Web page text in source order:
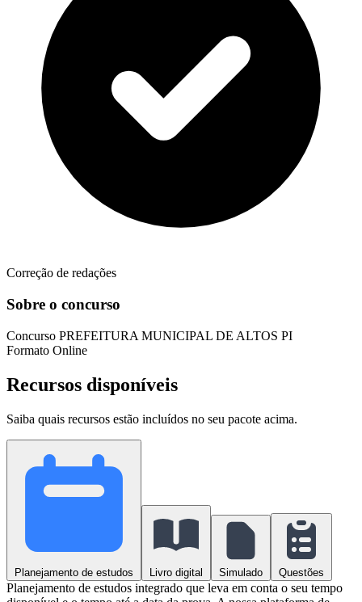
Correção de redações
Sobre o concurso
Concurso PREFEITURA MUNICIPAL DE ALTOS PI
Formato Online
Recursos disponíveis
Saiba quais recursos estão incluídos no seu pacote acima.
Planejamento de estudos Livro digital Simulado Questões
Planejamento de estudos integrado que leva em conta o seu tempo